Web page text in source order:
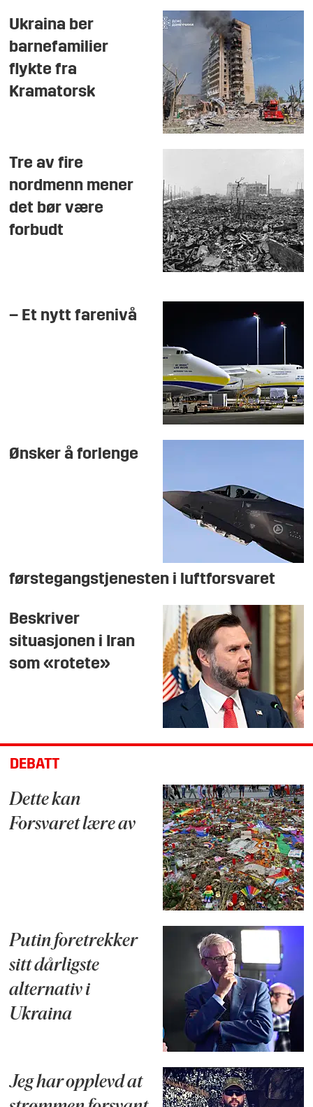
Ukraina ber
barnefamilier
flykte fra
Kramatorsk
Tre av fire
nordmenn mener
det bør være
forbudt
– Et nytt farenivå
Ønsker å forlenge
førstegangstjenesten i luftforsvaret
Beskriver
situasjonen i Iran
som «rotete»
DEBATT
Dette kan
Forsvaret lære av
Putin foretrekker
sitt dårligste
alternativ i
Ukraina
Jeg har opplevd at